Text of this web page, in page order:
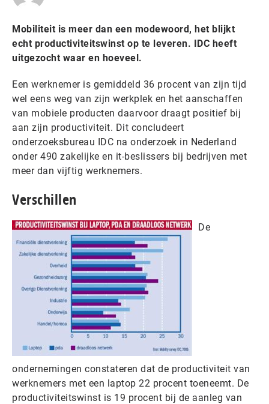
Mobiliteit is meer dan een modewoord, het blijkt
echt productiviteitswinst op te leveren. IDC heeft
uitgezocht waar en hoeveel.
Een werknemer is gemiddeld 36 procent van zijn tijd
wel eens weg van zijn werkplek en het aanschaffen
van mobiele producten daarvoor draagt positief bij
aan zijn productiviteit. Dit concludeert
onderzoeksbureau IDC na onderzoek in Nederland
onder 490 zakelijke en it-beslissers bij bedrijven met
meer dan vijftig werknemers.
Verschillen
De
ondernemingen constateren dat de productiviteit van
werknemers met een laptop 22 procent toeneemt. De
productiviteitswinst is 19 procent bij de aanleg van